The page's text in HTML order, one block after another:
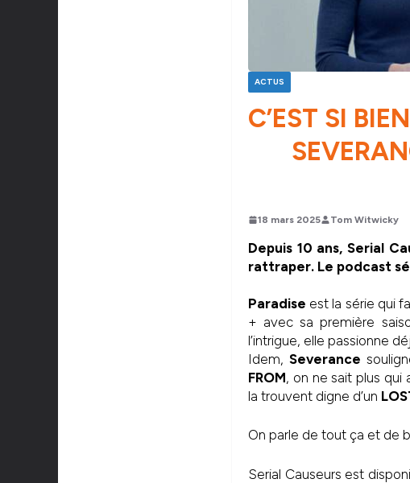
ACTUS
C’EST SI
18 mars 2025 Tom Witwicky
Depuis 10 ans, Serial
rattraper. Le podcast
Paradise est la série qui
+ avec sa première
l’intrigue, elle passionne
Idem,Severance
FROM, on ne sait plus qui
la trouvent digne d’un
On parle de tout ça et de
Serial Causeurs est